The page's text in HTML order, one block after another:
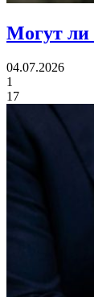
Могут ли
04.07.2026
1
17